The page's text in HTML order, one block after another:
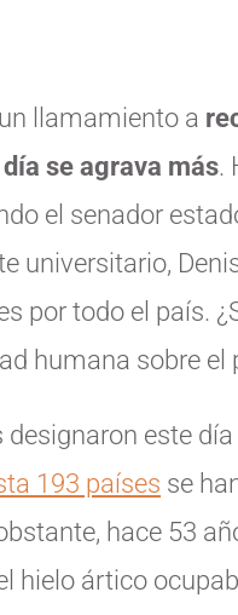
llamamiento a
se agrava más.
el senador
universitario,
por todo el país.
humana sobre el
este día
193 países se
hace 53
hielo ártico